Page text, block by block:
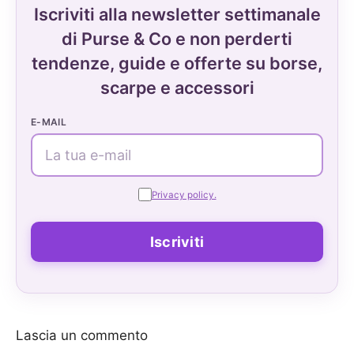
Iscriviti alla newsletter settimanale
di Purse & Co e non perderti
tendenze, guide e offerte su borse,
scarpe e accessori
E-MAIL
Privacy policy.
Lascia un commento